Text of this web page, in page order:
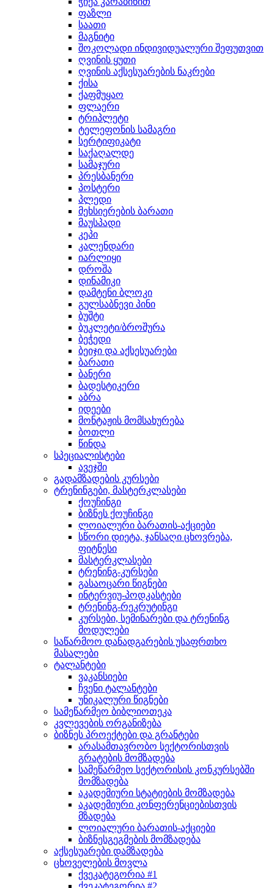
ფაზლი
საათი
მაგნიტი
შოკოლადი ინდივიდუალური შეფუთვით
ღვინის ყუთი
ღვინის აქსესუარების ნაკრები
ქისა
ქაფმუყაო
ფლაერი
ტრიპლეტი
ტელეფონის სამაგრი
სერტიფიკატი
საქაღალდე
სამაჯური
პრესბანერი
პოსტერი
პლედი
მეხსიერების ბარათი
მაუსპადი
კეპი
კალენდარი
იარლიყი
დროშა
დინამიკი
დამტენი ბლოკი
გულსაბნევი პინი
ბუშტი
ბუკლეტი/ბროშურა
ბეჭედი
ბეიჯი და აქსესუარები
ბარათი
ბანერი
ბადესტიკერი
აბრა
იდეები
მონტაჟის მომსახურება
ბოთლი
წინდა
სპეციალისტები
ავეჯში
გადამზადების კურსები
ტრენინგები, მასტერკლასები
ქოუჩინგი
ბიზნეს ქოუჩინგი
ლოიალური ბარათის-აქციები
სწორი დიეტა, ჯანსაღი ცხოვრება,
ფიტნესი
მასტერკლასები
ტრენინგ-კურსები
გასაოცარი წიგნები
ინტერვიუ-პოდკასტები
ტრენინგ-რეკრუტინგი
კურსები, სემინარები და ტრენინგ
მოდულები
საწარმოო დანადგარების უსაფრთხო
მასალები
ტალანტები
ვაკანსიები
ჩვენი ტალანტები
უნიკალური წიგნები
სამეწარმეო ბიბლიოთეკა
კვლევების ორგანიზება
ბიზნეს პროექტები და გრანტები
არასამთავრობო სექტორისთვის
გრატების მომზადება
სამეწარმეო სექტორისის კონკურსებში
მომზადება
აკადემიური სტატიების მომზადება
აკადემიური კონფერენციებისთვის
მზადება
ლოიალური ბარათის-აქციები
ბიზნესგეგმების მომზადება
აქსესუარები დამზადება
ცხოველების მოვლა
ქვეკატეგორია #1
ქვეკატეგორია #2